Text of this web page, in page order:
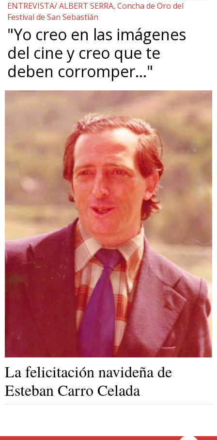
ENTREVISTA/ ALBERT SERRA, Concha de Oro del
Festival de San Sebastián
"Yo creo en las imágenes
del cine y creo que te
deben corromper…"
La felicitación navideña de
Esteban Carro Celada